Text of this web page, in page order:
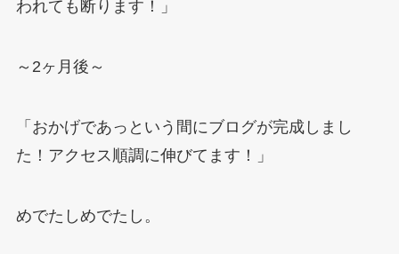
われても断ります！」
～2ヶ月後～
「おかげであっという間にブログが完成しまし
た！アクセス順調に伸びてます！」
めでたしめでたし。